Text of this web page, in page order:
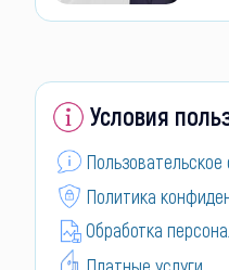
Условия
Политика
Обработка